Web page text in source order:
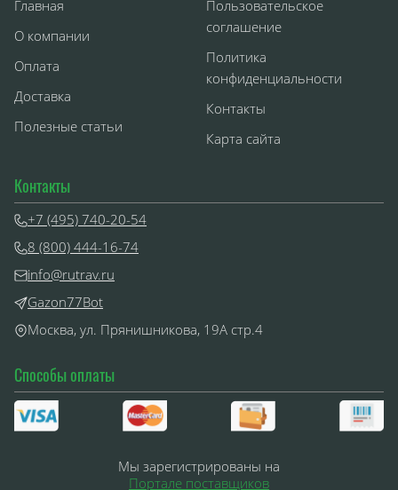
Главная
О компании
Оплата
Доставка
Полезные статьи
Пользовательское
соглашение
Политика
конфиденциальности
Контакты
Карта сайта
Способы оплаты
Мы зарегистрированы на
Портале поставщиков
Контакты
+7 (495) 740-20-54
8 (800) 444-16-74
info@rutrav.ru
Gazon77Bot
Москва, ул. Прянишникова, 19А стр.4